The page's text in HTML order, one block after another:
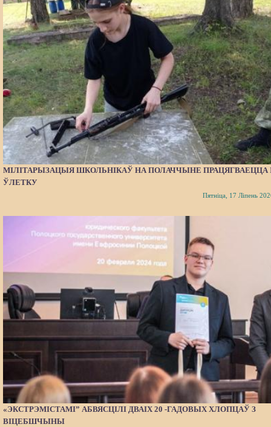
МІЛІТАРЫЗАЦЫЯ ШКОЛЬНІКАЎ НА ПОЛАЧЧЫНЕ ПРАЦЯГВАЕЦЦА
ЎЛЕТКУ
Пятніца, 17 Ліпень
«ЭКСТРЭМІСТАМІ” АБВЯСЦІЛІ ДВАІХ 20 -ГАДОВЫХ ХЛОПЦАЎ З
ВІЦЕБШЧЫНЫ